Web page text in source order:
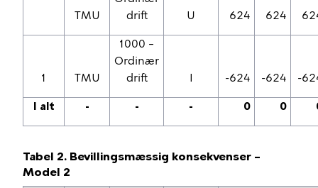
TMU
drift
U 624 624
1 TMU
1000 –
Ordinær
drift
I -624 -624 -
I alt - - - 0 0
Tabel 2. Bevillingsmæssig konsekvenser –
Model 2